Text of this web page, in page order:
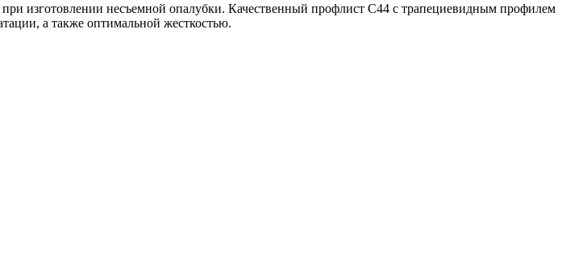
изготовлении несъемной опалубки. Качественный профлист С44 с трапециевидным профилем
а также оптимальной жесткостью.